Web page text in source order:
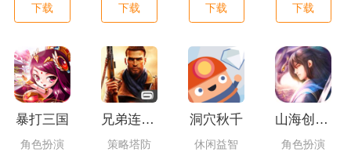
下载 下载 下载 下载
暴打三国
角色扮演
兄弟连3：战争之子
策略塔防
洞穴秋千
休闲益智
山海创世录一剑天逆
角色扮演